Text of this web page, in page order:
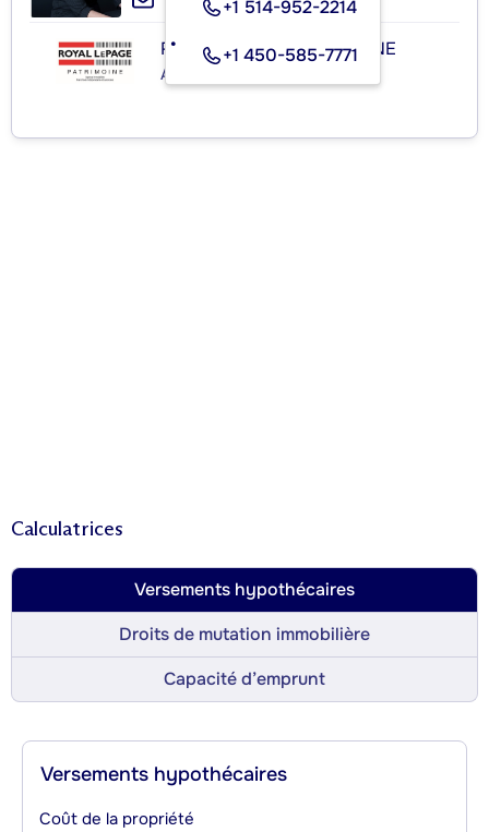
+1 514-952-2214
+1 450-585-7771
ROYAL LEPAGE PATRIMOINE
Agence immobilière
Calculatrices
Versements hypothécaires
Droits de mutation immobilière
Capacité d’emprunt
Versements hypothécaires
Coût de la propriété